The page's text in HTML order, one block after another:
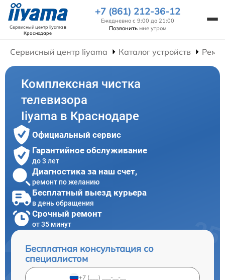
Сервисный центр Iiyamaв
Краснодаре
+7 (861) 212-36-12
Ежедневно с 9:00 до 21:00
Позвонить мне утром
Сервисный центр Iiyama Каталог устройств
Комплексная чистка
телевизора
Iiyama в Краснодаре
Официальный сервис
Гарантийное обслуживание
до 3 лет
Диагностика за наш счет,
ремонт по желанию
Бесплатный выезд курьера
в день обращения
Срочный ремонт
от 35 минут
Бесплатная консультация со
специалистом